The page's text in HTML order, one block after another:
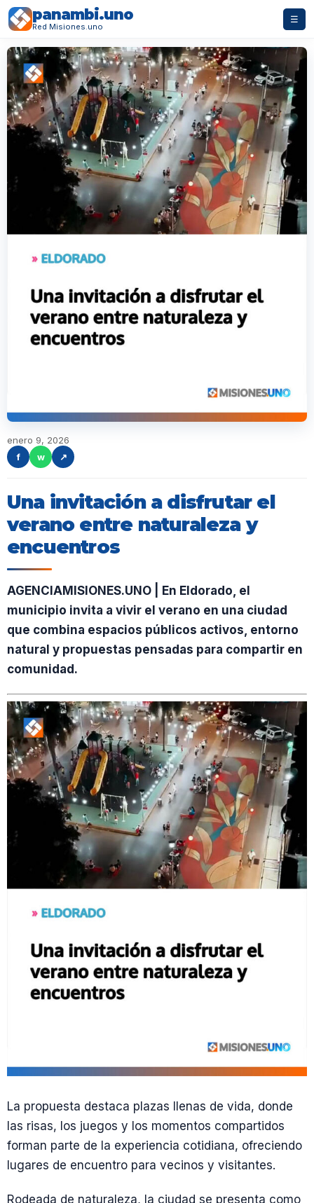
panambi.uno
Red Misiones.uno
☰
enero 9, 2026
f
w ↗
Una invitación a disfrutar el
verano entre naturaleza y
encuentros
AGENCIAMISIONES.UNO | En Eldorado, el
municipio invita a vivir el verano en una ciudad
que combina espacios públicos activos, entorno
natural y propuestas pensadas para compartir en
comunidad.
La propuesta destaca plazas llenas de vida, donde
las risas, los juegos y los momentos compartidos
forman parte de la experiencia cotidiana, ofreciendo
lugares de encuentro para vecinos y visitantes.
Rodeada de naturaleza, la ciudad se presenta como